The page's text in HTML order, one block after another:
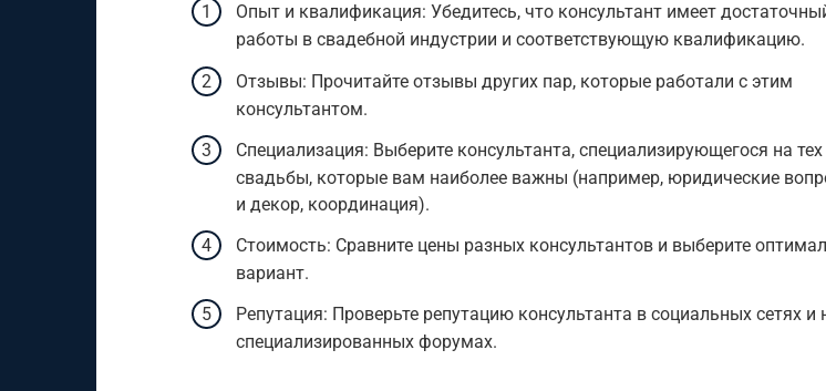
Опыт и квалификация: Убедитесь, что консультант имеет
работы в свадебной индустрии и соответствующую квалификацию.
Отзывы: Прочитайте отзывы других пар, которые работали с этим
консультантом.
Специализация: Выберите консультанта, специализирующегося на тех
свадьбы, которые вам наиболее важны (например, юридические
и декор, координация).
Стоимость: Сравните цены разных консультантов и выберите
вариант.
Репутация: Проверьте репутацию консультанта в социальных сетях и
специализированных форумах.